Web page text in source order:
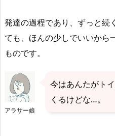
発達の過程であり、ずっと続
ても、ほんの少しでいいから
ものです。
アラサー娘
今はあんたがト
くるけどな…。